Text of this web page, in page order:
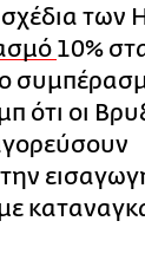
των
10%
ότι οι